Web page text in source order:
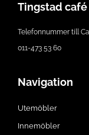
Tingstad café
Telefonnummer till
011-473 53 60
Navigation
Utemöbler
Innemöbler